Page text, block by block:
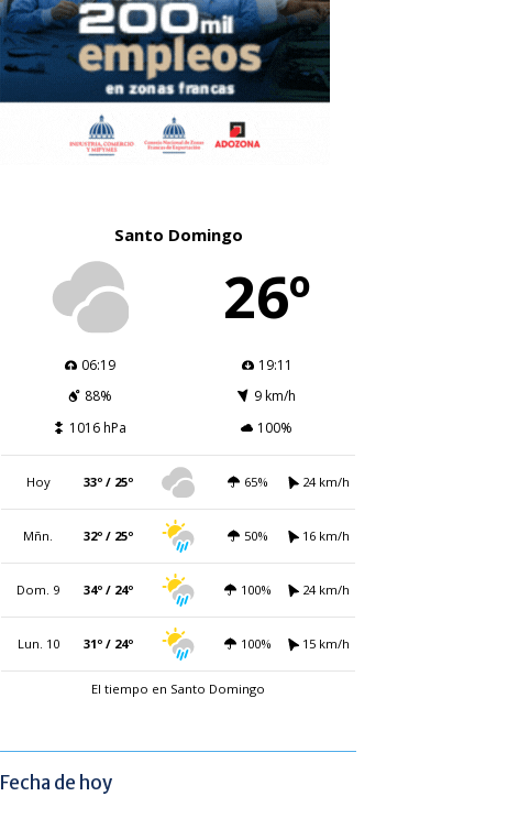
Santo Domingo
26º
06:19
19:11
88%
9 km/h
1016 hPa
100%
Hoy 33º / 25º 65% 24 km/h
Mñn. 32º / 25º 50% 16 km/h
Dom. 9 34º / 24º 100% 24 km/h
Lun. 10 31º / 24º 100% 15 km/h
El tiempo en Santo Domingo
Fecha de hoy